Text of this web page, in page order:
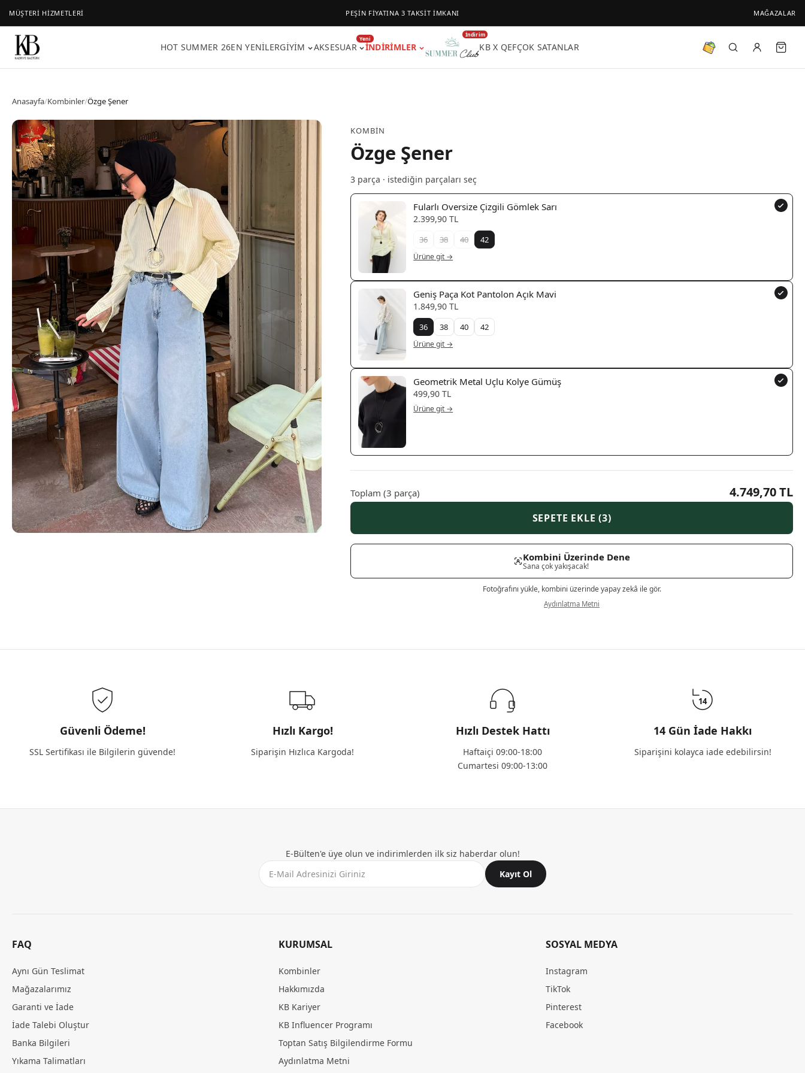
MÜŞTERİ HİZMETLERİ PEŞİN FİYATINA 3 TAKSİT İMKANI MAĞAZALAR
HOT SUMMER 26EN YENILERGIYIM AKSESUAR
Yeni
İNDIRIMLER
İndirim
KB X QEFÇOK SATANLAR
Anasayfa/Kombinler/Özge Şener
KOMBIN
Özge Şener
3 parça · istediğin parçaları seç
Fularlı Oversize Çizgili Gömlek Sarı
2.399,90 TL
36 38 40 42
Ürüne git →
Geniş Paça Kot Pantolon Açık Mavi
1.849,90 TL
36 38 40 42
Ürüne git →
Geometrik Metal Uçlu Kolye Gümüş
499,90 TL
Ürüne git →
Toplam (3 parça) 4.749,70 TL
SEPETE EKLE (3)
Kombini Üzerinde Dene
Sana çok yakışacak!
Fotoğrafını yükle, kombini üzerinde yapay zekâ ile gör.
Aydınlatma Metni
Güvenli Ödeme!
SSL Sertifikası ile Bilgilerin güvende!
Hızlı Kargo!
Siparişin Hızlıca Kargoda!
Hızlı Destek Hattı
Haftaiçi 09:00-18:00
Cumartesi 09:00-13:00
14
14 Gün İade Hakkı
Siparişini kolayca iade edebilirsin!
E-Bülten'e üye olun ve indirimlerden ilk siz haberdar olun!
Kayıt Ol
FAQ
Aynı Gün Teslimat
Mağazalarımız
Garanti ve İade
İade Talebi Oluştur
Banka Bilgileri
Yıkama Talimatları
KURUMSAL
Kombinler
Hakkımızda
KB Kariyer
KB Influencer Programı
Toptan Satış Bilgilendirme Formu
Aydınlatma Metni
SOSYAL MEDYA
Instagram
TikTok
Pinterest
Facebook